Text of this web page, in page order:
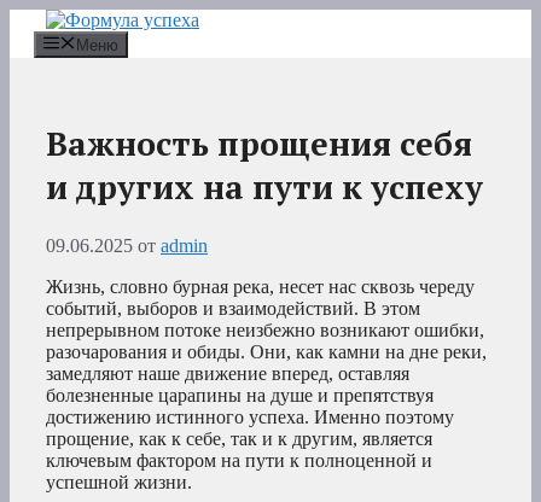
Перейти
содержимому
Меню
Важность прощения себя
и других на пути к успеху
09.06.2025 от admin
Жизнь, словно бурная река, несет нас сквозь череду
событий, выборов и взаимодействий. В этом
непрерывном потоке неизбежно возникают ошибки,
разочарования и обиды. Они, как камни на дне реки,
замедляют наше движение вперед, оставляя
болезненные царапины на душе и препятствуя
достижению истинного успеха. Именно поэтому
прощение, как к себе, так и к другим, является
ключевым фактором на пути к полноценной и
успешной жизни.